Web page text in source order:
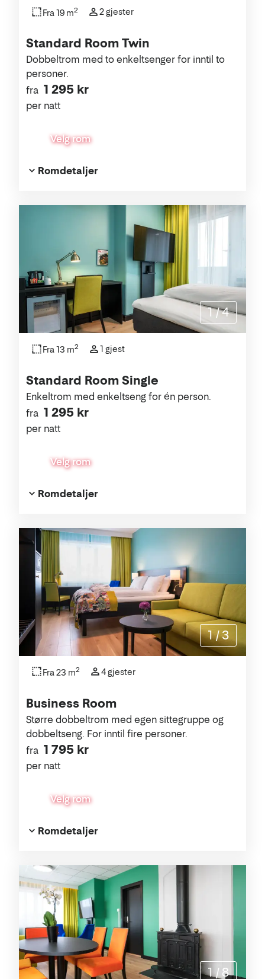
Standard Room Twin
fra 1 295 kr
per natt
Dobbeltrom med to enkeltsenger for inntil to
personer.
Velg rom
Fra 19 m2 2 gjester
Romdetaljer
Standard Room Single
fra 1 295 kr
per natt
Enkeltrom med enkeltseng for én person.
Velg rom
Fra 13 m2 1 gjest
Romdetaljer
1 /4
Business Room
fra 1 795 kr
per natt
Større dobbeltrom med egen sittegruppe og
dobbeltseng. For inntil fire personer.
Velg rom
Fra 23 m2 4 gjester
Romdetaljer
1 /3
1 / 8